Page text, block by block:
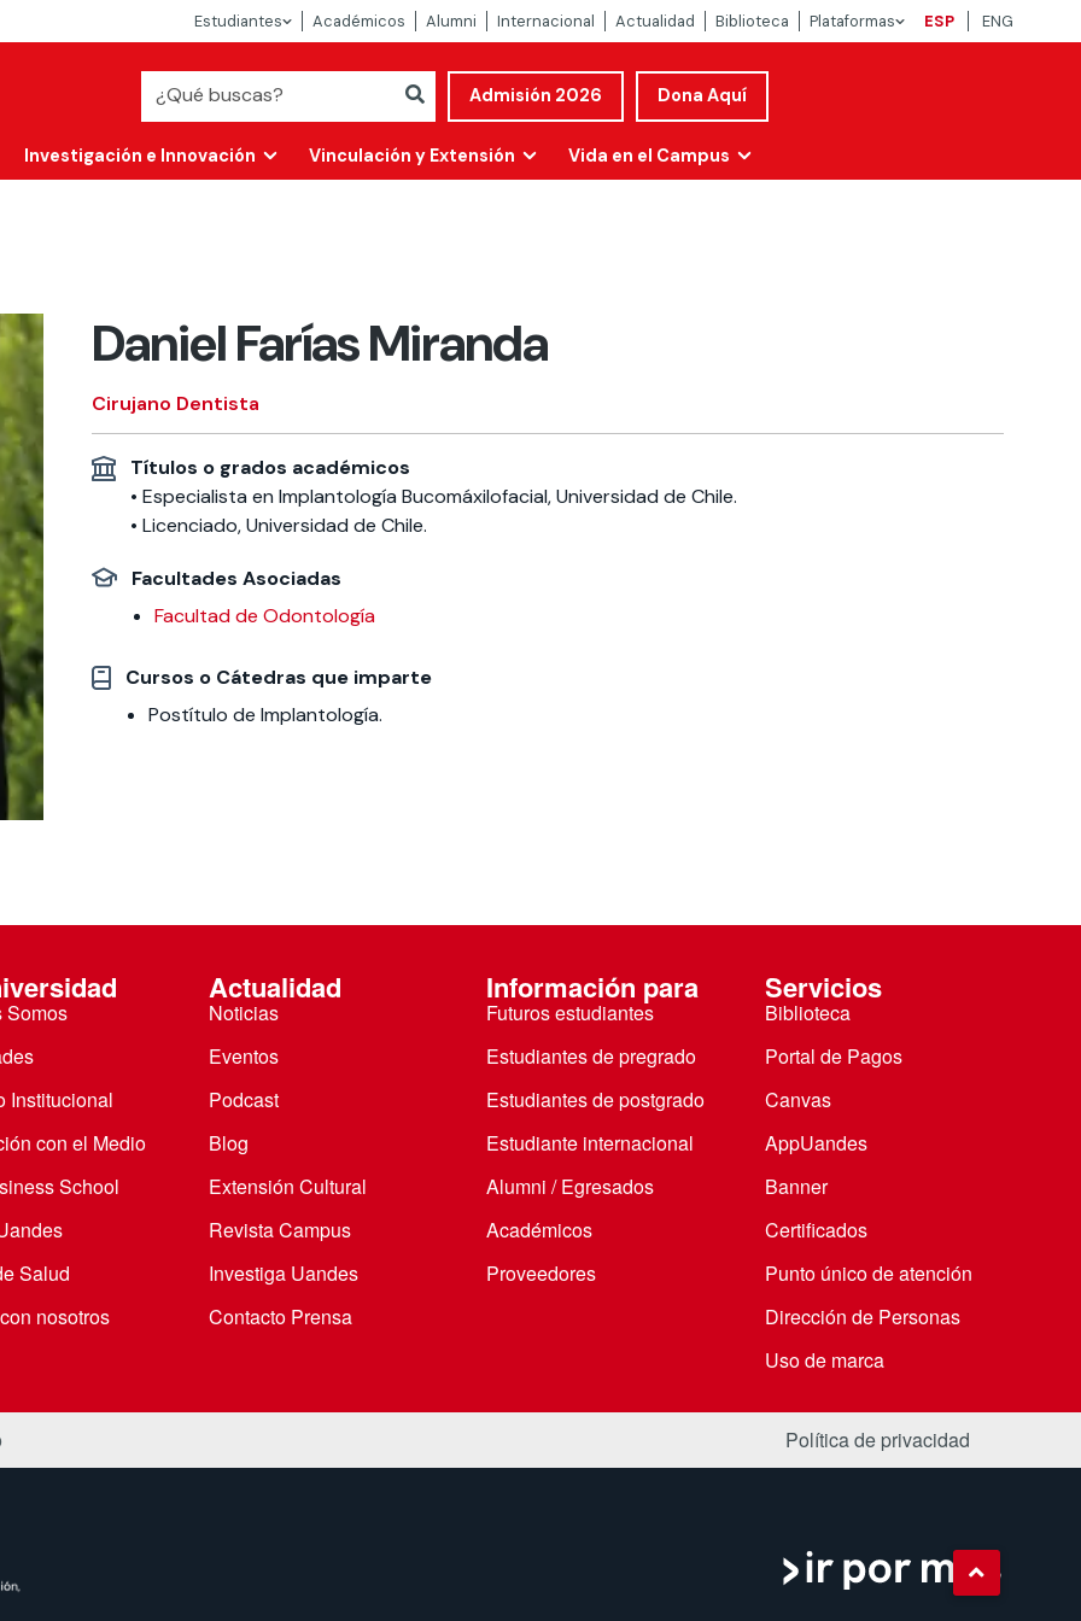
Estudiantes Académicos Alumni Internacional Actualidad Biblioteca Plataformas ESP ENG
Admisión 2026 Dona Aquí
Investigación e Innovación Vinculación y Extensión Vida en el Campus
Daniel Farías Miranda
Cirujano Dentista
Títulos o grados académicos
• Especialista en Implantología Bucomáxilofacial, Universidad de Chile.
• Licenciado, Universidad de Chile.
Facultades Asociadas
Facultad de Odontología
Cursos o Cátedras que imparte
Postítulo de Implantología.
Somos
Institucional
con el Medio
School
Salud
nosotros
Actualidad
Noticias
Eventos
Podcast
Blog
Extensión Cultural
Revista Campus
Investiga Uandes
Contacto Prensa
Información para
Futuros estudiantes
Estudiantes de pregrado
Estudiantes de postgrado
Estudiante internacional
Alumni / Egresados
Académicos
Proveedores
Servicios
Biblioteca
Portal de Pagos
Canvas
AppUandes
Banner
Certificados
Punto único de atención
Dirección de Personas
Uso de marca
Política de privacidad